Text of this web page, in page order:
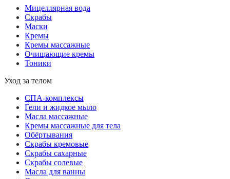
Мицеллярная вода
Скрабы
Маски
Кремы
Кремы массажные
Очищающие кремы
Тоники
Уход за телом
СПА-комплексы
Гели и жидкое мыло
Масла массажные
Кремы массажные для тела
Обёртывания
Скрабы кремовые
Скрабы сахарные
Скрабы солевые
Масла для ванны